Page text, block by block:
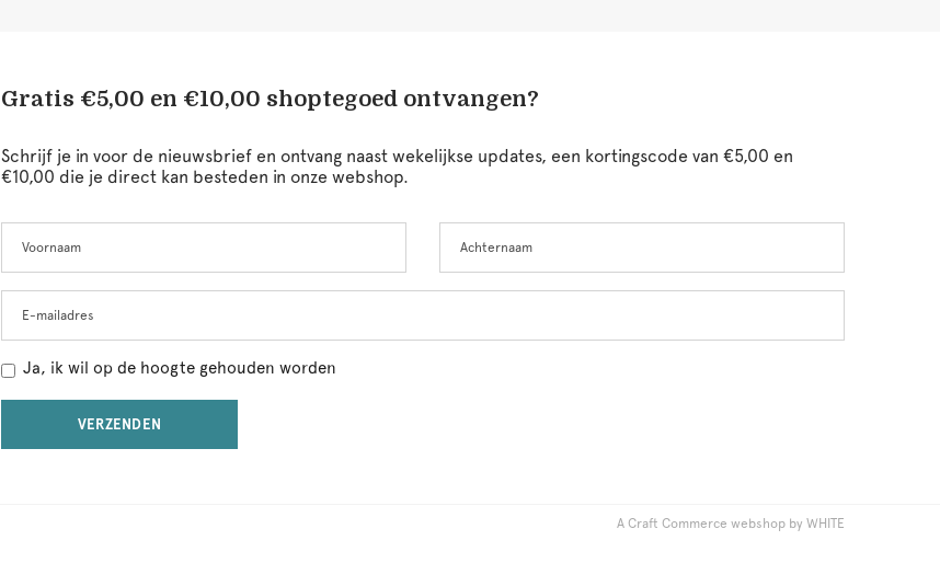
Gratis €5,00 en €10,00 shoptegoed ontvangen?
Schrijf je in voor de nieuwsbrief en ontvang naast wekelijkse updates, een kortingscode van €5,00 en
€10,00 die je direct kan besteden in onze webshop.
this
field
blank
Ja, ik wil op de hoogte gehouden worden
VERZENDEN
A Craft Commerce webshop by WHITE